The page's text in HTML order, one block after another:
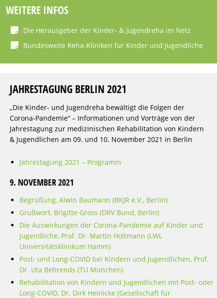
WEITERE INFOS
Die Herausgeber der Kinder- & Jugendreha im Netz
Bundesweite Reha-Kliniken für Kinder und Jugendliche
JAHRESTAGUNG BERLIN 2021
„Die Kinder- und Jugendreha bewältigt die Folgen der
Corona-Pandemie“ – Informationen und Vorträge von der
Jahrestagung zur medizinischen Rehabilitation von Kindern
& Jugendlichen am 09. und 10. November 2021 in Berlin
Jahrestagung 2021 – Programm
9. NOVEMBER 2021
Begrüßung, Alwin Baumann (BKJR e.V., Berlin)
Grußwort, Brigitte Gross (DRV Bund, Berlin)
Die Auswirkungen der Corona-Pandemie auf Kinder und
Jugendliche, Prof. Dr. Martin Holtmann (LWL
Universitätsklinikum Hamm)
Post- und Long-COVID bei Kindern und Jugendlichen, Prof.
Dr. Uta Behrends (TU München)
Rehabilitation von Kindern und Jugendlichen mit Post- oder
Long-COVID, Dr. Dirk Heinicke (Gesellschaft für